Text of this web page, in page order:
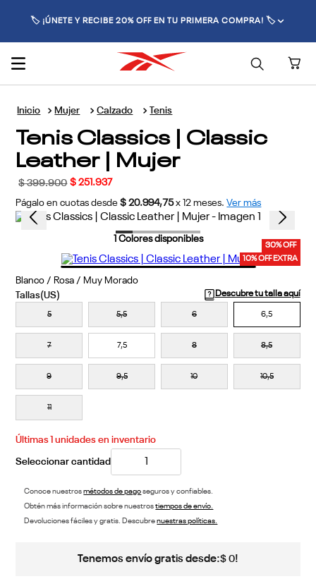
🏷️ ¡ÚNETE Y RECIBE 20% OFF EN TU PRIMERA COMPRA! 🏷️
Mujer Calzado Tenis
Tenis Classics | Classic
Leather | Mujer
$ 399.900 $ 251 .937
Págalo en cuotas desde $ 20.994,75 x 12 meses. Ver más
30% OFF
10% OFF EXTRA
Colores disponibles
Blanco / Rosa / Muy Morado
Descubre tu talla aquí
5 5,5 6 6,5
7 7,5 8 8,5
9 9,5 10 10,5
11
Últimas unidades en inventario
Conoce nuestrosmétodos de pagoseguros y confiables.
Obtén más información sobre nuestrostiempos de envío.
Devoluciones fáciles y gratis. Descubrenuestras políticas.
Tenemos envío gratis desde:$ 0!